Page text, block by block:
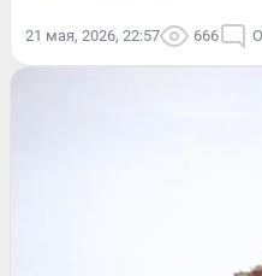
21 мая, 2026, 22:57 666